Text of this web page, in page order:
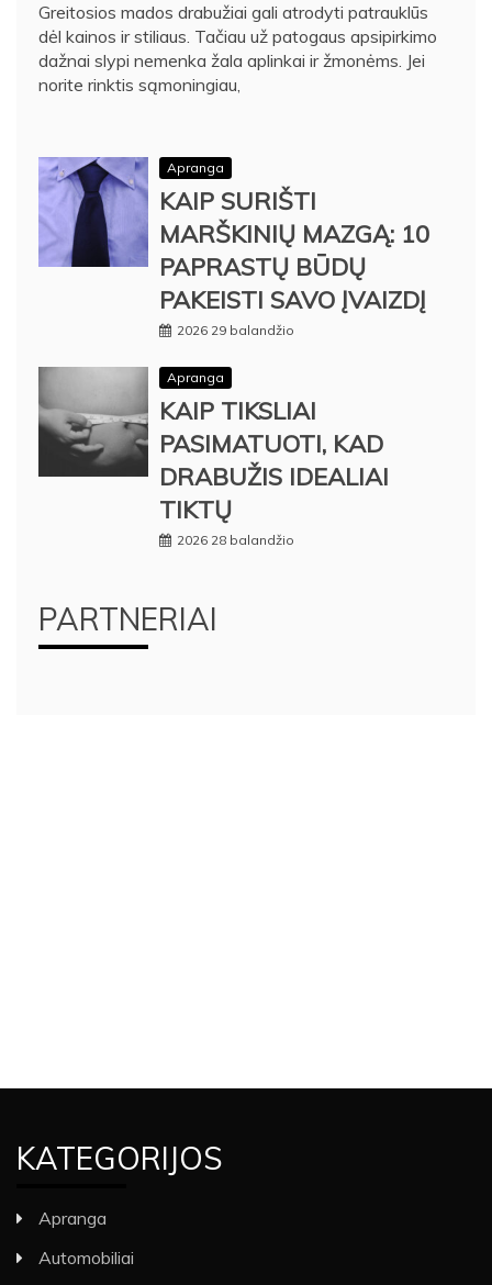
Greitosios mados drabužiai gali atrodyti patrauklūs
dėl kainos ir stiliaus. Tačiau už patogaus apsipirkimo
dažnai slypi nemenka žala aplinkai ir žmonėms. Jei
norite rinktis sąmoningiau,
Apranga
KAIP SURIŠTI
MARŠKINIŲ MAZGĄ: 10
PAPRASTŲ BŪDŲ
PAKEISTI SAVO ĮVAIZDĮ
2026 29 balandžio
Apranga
KAIP TIKSLIAI
PASIMATUOTI, KAD
DRABUŽIS IDEALIAI
TIKTŲ
2026 28 balandžio
PARTNERIAI
KATEGORIJOS
Apranga
Automobiliai